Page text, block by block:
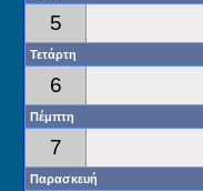
5
Τετάρτη
6
Πέμπτη
7
Παρασκευή